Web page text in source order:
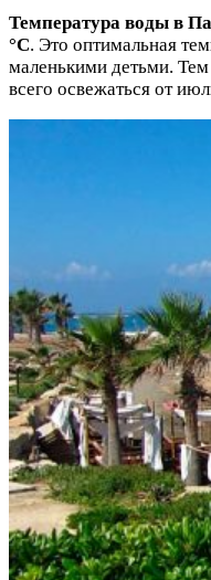
Температура воды в
°C. Это оптимальная
маленькими детьми.
всего освежаться от